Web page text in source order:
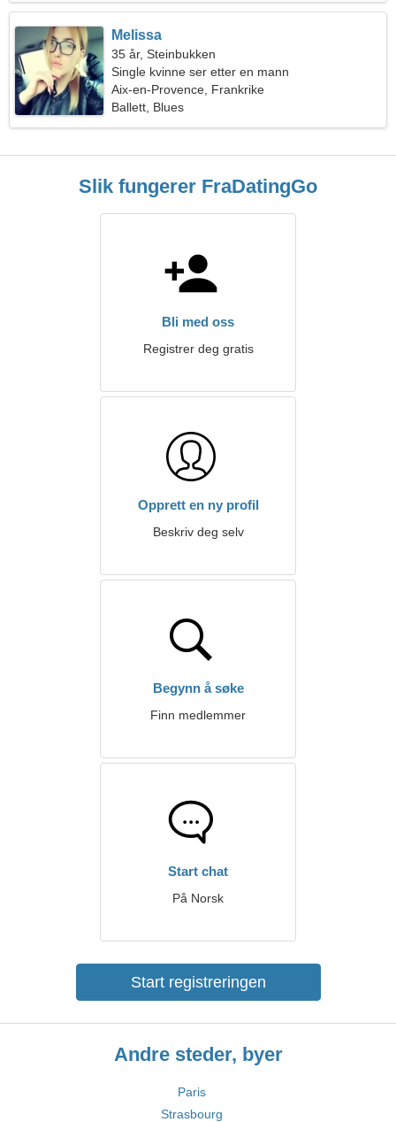
Melissa
35 år, Steinbukken
Single kvinne ser etter en mann
Aix-en-Provence, Frankrike
Ballett, Blues
Slik fungerer FraDatingGo
Bli med oss
Registrer deg gratis
Opprett en ny profil
Beskriv deg selv
Begynn å søke
Finn medlemmer
Start chat
På Norsk
Start registreringen
Andre steder, byer
Paris
Strasbourg